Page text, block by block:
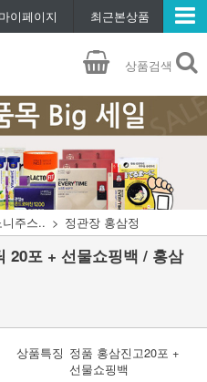
마이페이지 최근본상품
상품검색
주스.. 정관장 홍삼정
20포 + 선물쇼핑백 / 홍삼
상품특징 정품 홍삼진고20포 +
선물쇼핑백